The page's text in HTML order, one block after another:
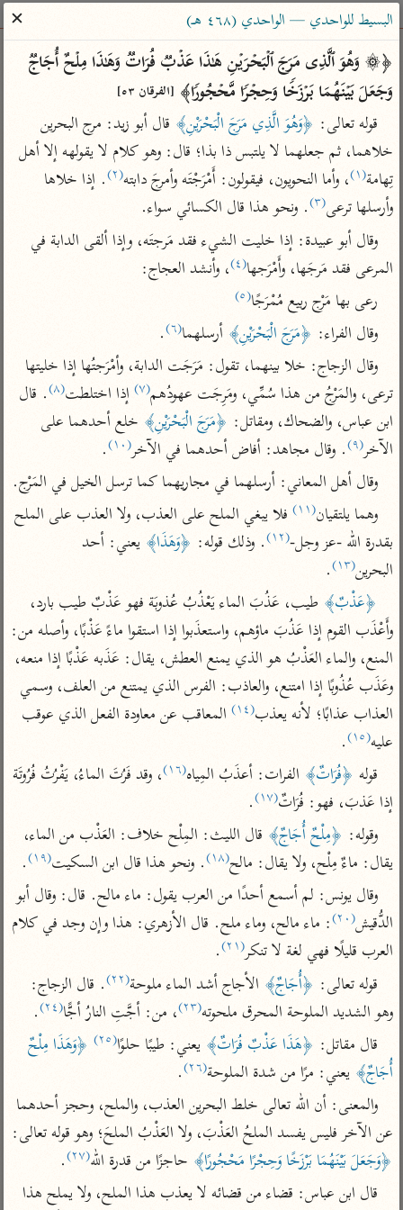
ساهم معنا في نشر القرآن والعلم الشرعي
الباحث القرآني
بحث تفسير علوم مصاحف
Type 2 or more characters for results.
Type 1 or more
characters for results.
أمّهات
تفسير الطبري
تفسير ابن كثير
تفسير القرطبي
تفسير البغوي
جمع الأقوال
تفسير ابن الجوزي
تفسير الماوردي
منتقاة
تفسير ابن القيم
تفسير ابن تيمية
عامّة
تفسير السمعاني
تفسير مكّي
محاسن التأويل
للقاسمي
تفسير الثعالبي
تفسير السمرقندي
تفسير الثعلبي
عامّة
فتح البيان للقنوجي
فتح القدير للشوكاني
تفسير ابن جزي
موسوعات
تفسير الآلوسي
تفسير الرازي
أخرى
أضواء البيان
نظم الدرر للبقاعي
لغة وبلاغة
التحرير والتنوير
المحرر الوجيز لابن
عطية
البحر المحيط لأبي
البسيط للواحدي
الكشاف للزمخشري
معاصرة
الميسر
أيسر التفاسير
القرآن – تدبر وعمل
تفسير ابن عثيمين
مركَّزة العبارة
تفسير الجلالين
جامع البيان للإيجي
تفسير البيضاوي
تفسير النسفي
الوجيز للواحدي
تفسير ابن أبي زمنين
موسوعة التفسير
المأثور
الدر المنثور
تفسير ابن أبي حاتم
تفسير مقاتل
تفسير قتادة
اشترك لتصلك أخبار مشاريعنا
راسلنا •تليجرام • تويتر
تعليمات•عن الباحث القرآني
البسيط للواحدي — الواحدي (٤٦٨ هـ)
✕
وَجَعَلَ بَیۡنَهُمَا بَرۡزَخࣰا وَحِجۡرࣰا مَّحۡجُورࣰا﴾ [الفرقان ٥٣]
قوله تعالى: ﴿وَهُوَ الَّذِي مَرَجَ الْبَحْرَيْنِ﴾
تِهامة(١) ، وأما النحويون، فيقولون: أَمْرَجْتَه وأمرجَ دابته(٢)
وأرسلها ترعى(٣) . ونحو هذا قال الكسائي سواء.
المرعى فقد مَرجَها، وأَمْرَجها(٤) ، وأنشد العجاج:
رعى بها مَرْج ربيع مُمْرَجًا(٥)
وقال الفراء: ﴿مَرَجَ الْبَحْرَيْنِ﴾ أرسلهما(٦) .
ترعى، والمَرْجُ من هذا سُمِّي، ومَرِجَت عهودُهم(٧) إذا اختلطت(٨)
ابن عباس، والضحاك، ومقاتل: ﴿مَرَجَ الْبَحْرَيْنِ﴾
الآخر(٩) . وقال مجاهد: أفاض أحدهما في الآخر(١٠)
.
وقال أهل المعاني: أرسلهما في مجاريهما كما ترسل الخيل في المَرْج.
وهما يلتقيان(١١)
بقدرة الله -عز وجل-(١٢) . وذلك قوله: ﴿وَهَذَا﴾
البحرين(١٣)
.
﴿عَذْبٌ﴾
العذاب عذابًا؛ لأنه يعذب(١٤)
عليه(١٥)
.
قوله ﴿فُرَاتٌ﴾ الفرات: أعذَبُ المِياه(١٦)
إذا عَذبَ، فهو: فُرَاتٌ(١٧)
.
وقوله: ﴿مِلْحٌ أُجَاجٌ﴾
يقال: ماءٌ مِلْح، ولا يقال: مالح(١٨) . ونحو هذا قال ابن السكيت(١٩)
.
وقال يونس: لم أسمع أحدًا من العرب يقول: ماء مالح. قال: وقال أبو
الدُّقيش(٢٠)
العرب قليلًا فهي لغة لا تنكر(٢١)
.
قوله تعالى: ﴿أُجَاجٌ﴾ الأجاج أشد الماء ملوحة(٢٢)
وهو الشديد الملوحة المحرق ملحوته(٢٣) ، من: أجَّتِ النارُ أجًّا(٢٤)
.
قال مقاتل: ﴿هَذَا عَذْبٌ فُرَاتٌ﴾ يعني: طيبًا حلوًا(٢٥)
أُجَاجٌ﴾ يعني: مرًا من شدة الملوحة(٢٦)
.
عن الآخر فليس يفسد الملحُ العَذْبَ، ولا العَذْبُ الملحَ؛ وهو قوله تعالى:
﴿وَجَعَلَ بَيْنَهُمَا بَرْزَخًا وَحِجْرًا مَحْجُورًا﴾ حاجزًا من قدرة الله(٢٧)
.